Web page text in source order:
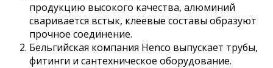
продукцию высокого качества, алюминий
сваривается встык, клеевые составы образуют
прочное соединение.
Бельгийская компания Henco выпускает трубы,
фитинги и сантехническое оборудование.